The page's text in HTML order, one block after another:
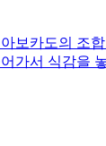
보카도의 조
가서 식감을